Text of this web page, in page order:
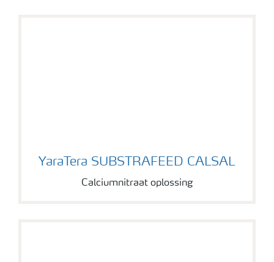
YaraTera SUBSTRAFEED CALSAL
Calciumnitraat oplossing